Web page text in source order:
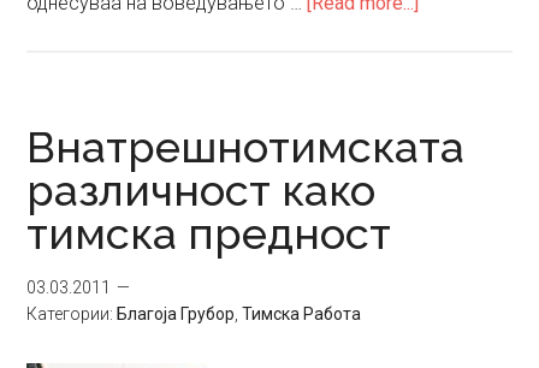
и
Внатрешнотимската
различност како
тимска предност
03.03.2011
Категории: Благоја Грубор ,Тимска Работа